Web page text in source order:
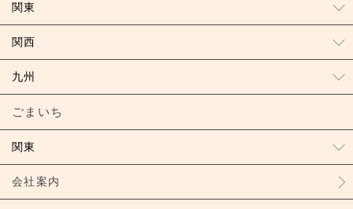
関東
関西
九州
ごまいち
関東
会社案内